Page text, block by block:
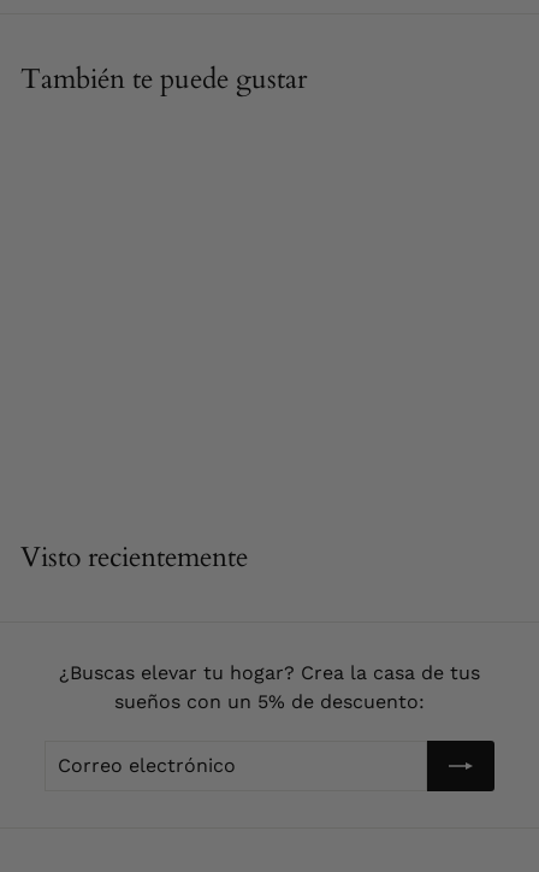
También te puede gustar
9
Visto recientemente
¿Buscas elevar tu hogar? Crea la casa de tus
sueños con un 5% de descuento:
electrónico